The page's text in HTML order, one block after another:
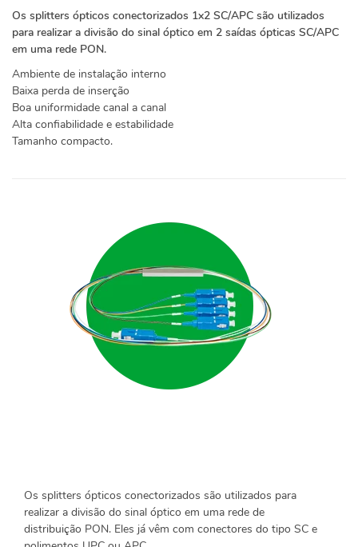
Os splitters ópticos conectorizados 1x2 SC/APC são utilizados
para realizar a divisão do sinal óptico em 2 saídas ópticas SC/APC
em uma rede PON.
Ambiente de instalação interno
Baixa perda de inserção
Boa uniformidade canal a canal
Alta confiabilidade e estabilidade
Tamanho compacto.
Os splitters ópticos conectorizados são utilizados para
realizar a divisão do sinal óptico em uma rede de
distribuição PON. Eles já vêm com conectores do tipo SC e